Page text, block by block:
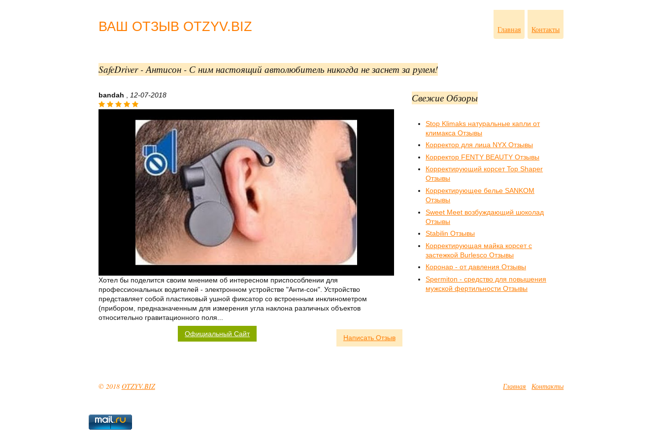
ВАШ ОТЗЫВ OTZYV.BIZ Главная Контакты
SafeDriver - Антисон - С ним настоящий автолюбитель никогда не заснет за рулем!
bandah 12-07-2018
Хотел бы поделится своим мнением об интересном приспособлении для
профессиональных водителей - электронном устройстве "Анти-сон". Устройство
представляет собой пластиковый ушной фиксатор со встроенным инклинометром
(прибором, предназначенным для измерения угла наклона различных объектов
относительно гравитационного поля...
Написать Отзыв
Официальный Сайт
Свежие Обзоры
Stop Klimaks натуральные капли от
климакса Отзывы
Корректор для лица NYX Отзывы
Корректор FENTY BEAUTY Отзывы
Корректирующий корсет Top Shaper
Отзывы
Корректирующее белье SANKOM
Отзывы
Sweet Meet возбуждающий шоколад
Отзывы
Stabilin Отзывы
Корректирующая майка корсет с
застежкой Burlesco Отзывы
Коронар - от давления Отзывы
Spermiton - средство для повышения
мужской фертильности Отзывы
© 2018 OTZYV.BIZ Главная Контакты